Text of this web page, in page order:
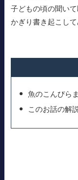
子どもの頃の聞い
かぎり書き起こして
魚のこんぴら
このお話の解説